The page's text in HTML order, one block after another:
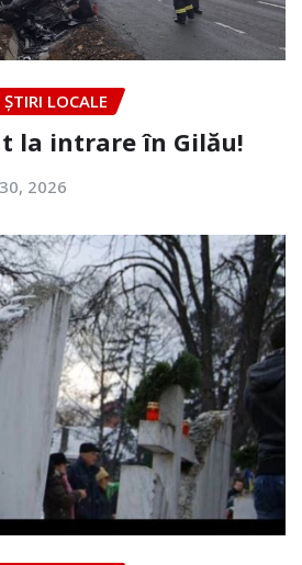
ȘTIRI LOCALE
la intrare în Gilău!
2026